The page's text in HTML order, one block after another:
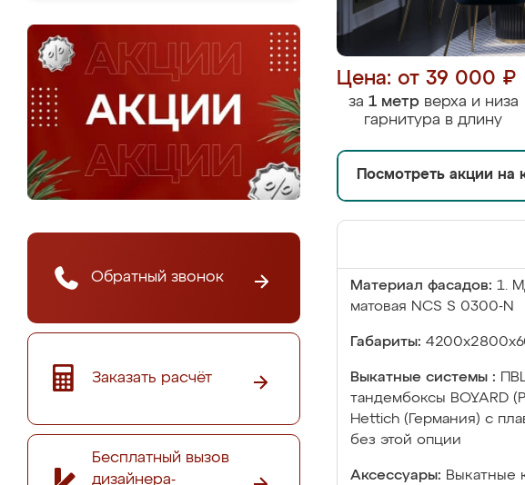
Обратный звонок
Заказать расчёт
Бесплатный вызов
дизайнера-
Цена: от 39 000 ₽
за 1 метрверха и низа
гарнитура в длину
Посмотреть акции на
Материал фасадов: 1.
матовая NCS S 0300-N
Габариты:
Выкатные системы :
тандембоксы BOYARD
Hettich (Германия) с
без этой опции
Аксессуары: Выкатные